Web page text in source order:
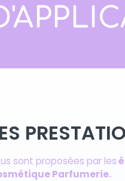
sont proposées par les
Parfumerie.